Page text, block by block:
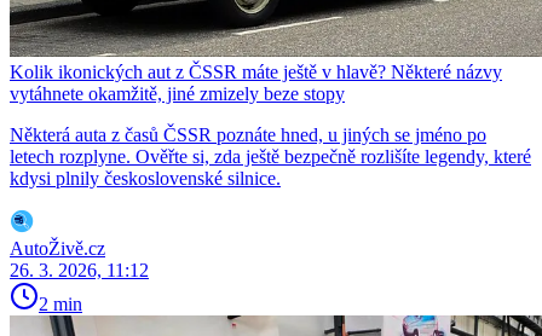
Kolik ikonických aut z ČSSR máte ještě v hlavě? Některé názvy
vytáhnete okamžitě, jiné zmizely beze stopy
Některá auta z časů ČSSR poznáte hned, u jiných se jméno po
letech rozplyne. Ověřte si, zda ještě bezpečně rozlišíte legendy, které
kdysi plnily československé silnice.
AutoŽivě.cz
26. 3. 2026, 11:12
2 min